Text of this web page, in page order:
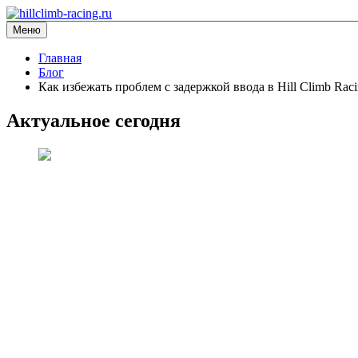
Перейти
к
содержимому
hillclimb-racing.ru
информационный сайт
Меню
Главная
Блог
Как избежать проблем с задержкой ввода в Hill Climb
Актуальное сегодня